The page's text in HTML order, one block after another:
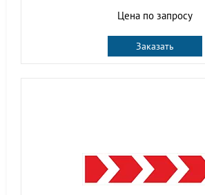
Цена по запросу
Заказать